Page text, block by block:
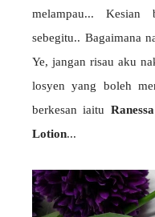
melampau... Kesian
sebegitu.. Bagaimana
Ye, jangan risau aku
losyen yang boleh
berkesan iaitu
Lotion...